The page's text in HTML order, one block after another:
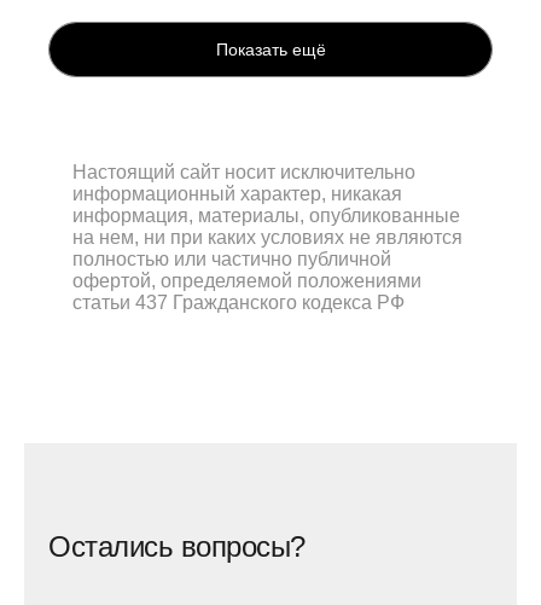
Показать ещё
Настоящий сайт носит исключительно
информационный характер, никакая
информация, материалы, опубликованные
на нем, ни при каких условиях не являются
полностью или частично публичной
офертой, определяемой положениями
статьи 437 Гражданского кодекса РФ
Остались вопросы?